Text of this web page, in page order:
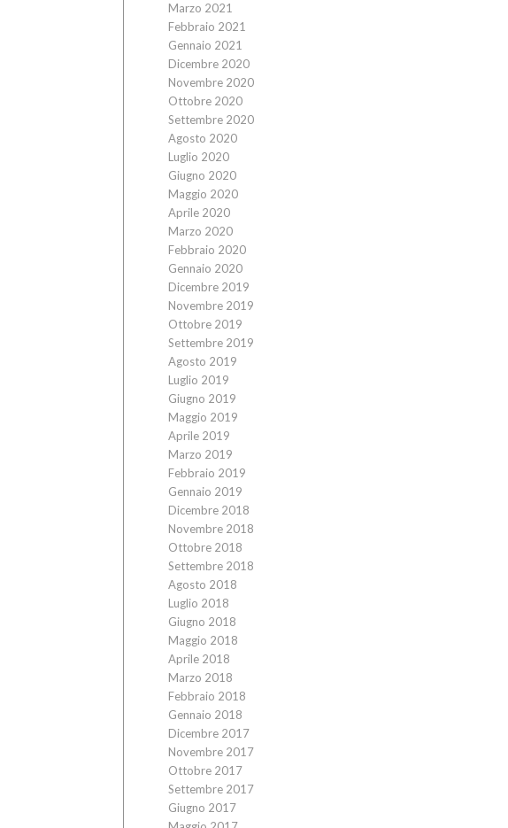
Marzo 2021
Febbraio 2021
Gennaio 2021
Dicembre 2020
Novembre 2020
Ottobre 2020
Settembre 2020
Agosto 2020
Luglio 2020
Giugno 2020
Maggio 2020
Aprile 2020
Marzo 2020
Febbraio 2020
Gennaio 2020
Dicembre 2019
Novembre 2019
Ottobre 2019
Settembre 2019
Agosto 2019
Luglio 2019
Giugno 2019
Maggio 2019
Aprile 2019
Marzo 2019
Febbraio 2019
Gennaio 2019
Dicembre 2018
Novembre 2018
Ottobre 2018
Settembre 2018
Agosto 2018
Luglio 2018
Giugno 2018
Maggio 2018
Aprile 2018
Marzo 2018
Febbraio 2018
Gennaio 2018
Dicembre 2017
Novembre 2017
Ottobre 2017
Settembre 2017
Giugno 2017